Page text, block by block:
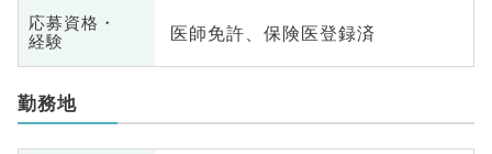
応募資格・
経験
医師免許、保険医登録済
勤務地